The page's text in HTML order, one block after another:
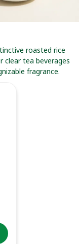
roasted rice
clear tea beverages
fragrance.